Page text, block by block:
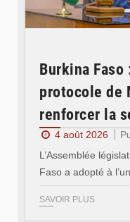
Burkina
protocole de
renforcer la
4 août 2026
L’Assemblée
Faso a adopté à
SAVOIR PLUS